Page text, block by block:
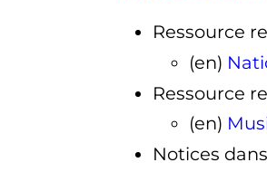
Ressource
(en)
Ressource
(en)
Notices